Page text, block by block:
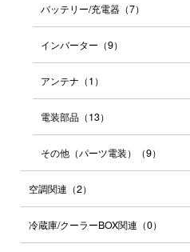
バッテリー/充電器 （7）
インバーター （9）
アンテナ （1）
電装部品 （13）
その他（パーツ電装） （9）
空調関連 （2）
冷蔵庫/クーラーBOX関連 （0）